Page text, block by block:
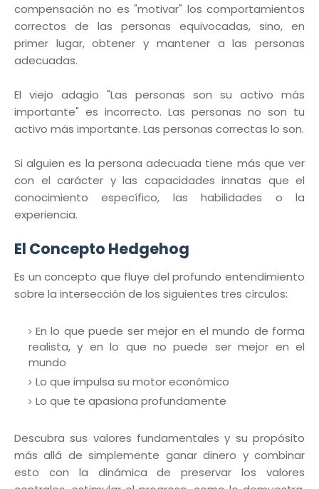
compensación no es "motivar" los comportamientos
correctos de las personas equivocadas, sino, en
primer lugar, obtener y mantener a las personas
adecuadas.
El viejo adagio "Las personas son su activo más
importante" es incorrecto. Las personas no son tu
activo más importante. Las personas correctas lo son.
Si alguien es la persona adecuada tiene más que ver
con el carácter y las capacidades innatas que el
conocimiento específico, las habilidades o la
experiencia.
El Concepto Hedgehog
Es un concepto que fluye del profundo entendimiento
sobre la intersección de los siguientes tres círculos:
En lo que puede ser mejor en el mundo de forma
realista, y en lo que no puede ser mejor en el
mundo
Lo que impulsa su motor económico
Lo que te apasiona profundamente
Descubra sus valores fundamentales y su propósito
más allá de simplemente ganar dinero y combinar
esto con la dinámica de preservar los valores